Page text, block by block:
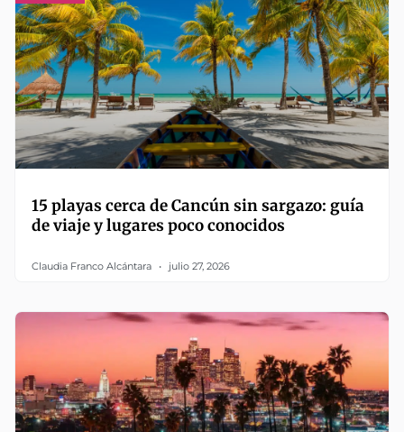
15 playas cerca de Cancún sin sargazo: guía
de viaje y lugares poco conocidos
Claudia Franco Alcántara julio 27, 2026